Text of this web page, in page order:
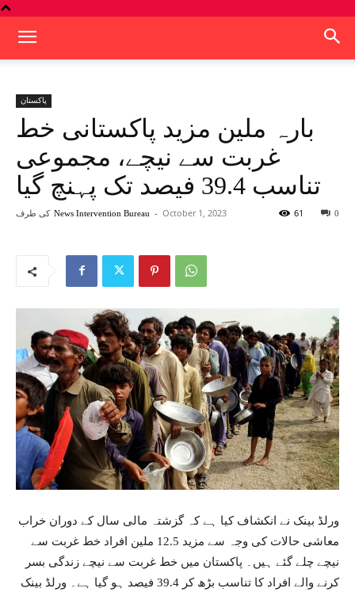
پاکستان
بارہ ملین مزید پاکستانی خط
غربت سے نیچے، مجموعی
تناسب 39.4 فیصد تک پہنچ گیا
کی طرف News Intervention Bureau - October 1, 2023 0
61
ورلڈ بینک نے انکشاف کیا ہے کہ گزشتہ مالی سال کے دوران خراب
معاشی حالات کی وجہ سے مزید 12.5 ملین افراد خط غربت سے
نیچے چلے گئے ہیں۔ پاکستان میں خط غربت سے نیچے زندگی بسر
کرنے والے افراد کا تناسب بڑھ کر 39.4 فیصد ہو گیا ہے۔ ورلڈ بینک